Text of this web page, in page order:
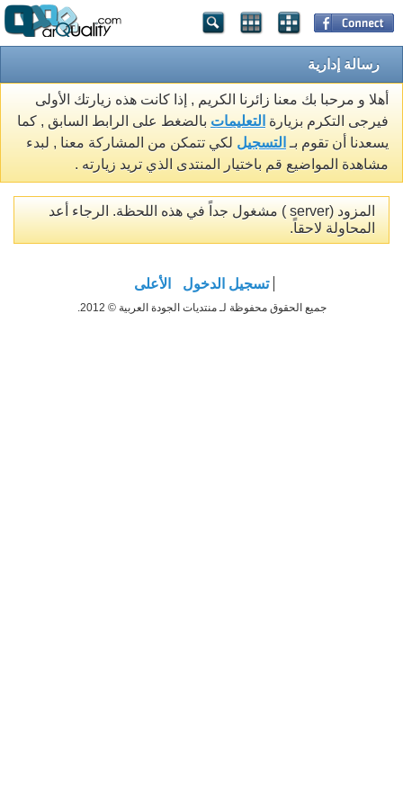
رسالة إدارية
أهلا و مرحبا بك معنا زائرنا الكريم , إذا كانت هذه زيارتك الأولى
فيرجى التكرم بزيارة التعليمات بالضغط على الرابط السابق , كما
يسعدنا أن تقوم بـ التسجيل لكي تتمكن من المشاركة معنا , لبدء
مشاهدة المواضيع قم باختيار المنتدى الذي تريد زيارته .
المزود (server ) مشغول جداً في هذه اللحظة. الرجاء أعد
المحاولة لاحقاً.
تسجيل الدخول الأعلى
جميع الحقوق محفوظة لـ منتديات الجودة العربية © 2012.